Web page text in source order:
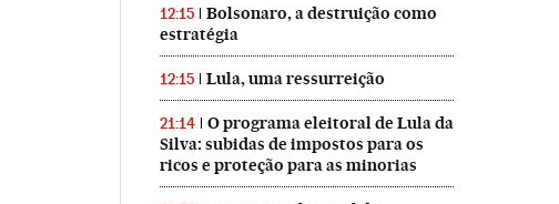
12:15
Bolsonaro, a destruição como
estratégia
12:15 Lula, uma ressurreição
21:14
O programa eleitoral de Lula da
Silva: subidas de impostos para os
ricos e proteção para as minorias